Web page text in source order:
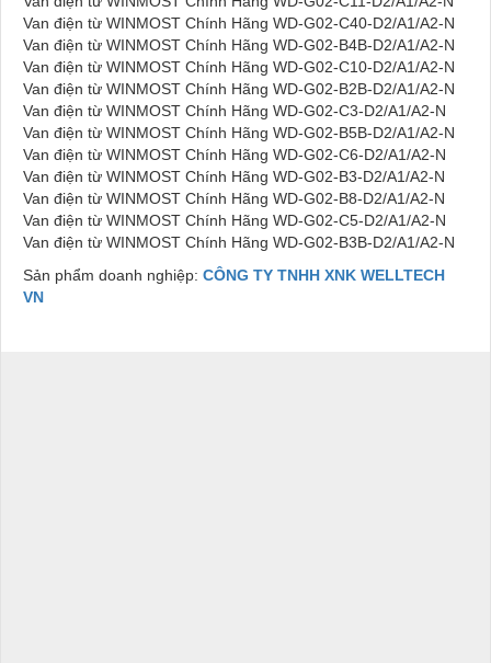
Van điện từ WINMOST Chính Hãng WD-G02-C40-D2/A1/A2-N
Van điện từ WINMOST Chính Hãng WD-G02-B4B-D2/A1/A2-N
Van điện từ WINMOST Chính Hãng WD-G02-C10-D2/A1/A2-N
Van điện từ WINMOST Chính Hãng WD-G02-B2B-D2/A1/A2-N
Van điện từ WINMOST Chính Hãng WD-G02-C3-D2/A1/A2-N
Van điện từ WINMOST Chính Hãng WD-G02-B5B-D2/A1/A2-N
Van điện từ WINMOST Chính Hãng WD-G02-C6-D2/A1/A2-N
Van điện từ WINMOST Chính Hãng WD-G02-B3-D2/A1/A2-N
Van điện từ WINMOST Chính Hãng WD-G02-B8-D2/A1/A2-N
Van điện từ WINMOST Chính Hãng WD-G02-C5-D2/A1/A2-N
Van điện từ WINMOST Chính Hãng WD-G02-B3B-D2/A1/A2-N
Sản phẩm doanh nghiệp: CÔNG TY TNHH XNK WELLTECH
VN